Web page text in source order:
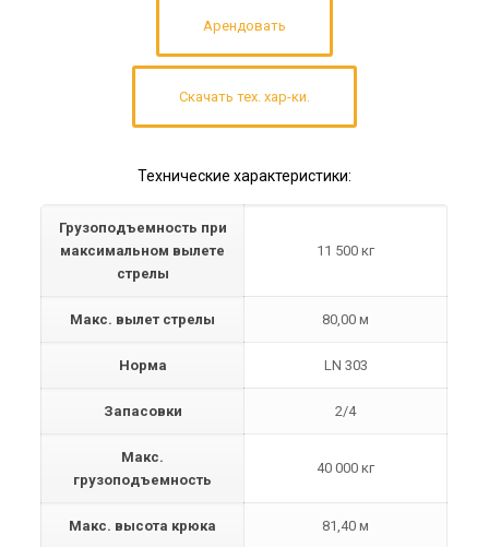
Арендовать
Скачать тех. хар-ки.
Технические характеристики:
Грузоподъемность при
максимальном вылете
стрелы
11 500 кг
Макс. вылет стрелы 80,00 м
Норма LN 303
Запасовки 2/4
Макс.
грузоподъемность
40 000 кг
Макс. высота крюка 81,40 м